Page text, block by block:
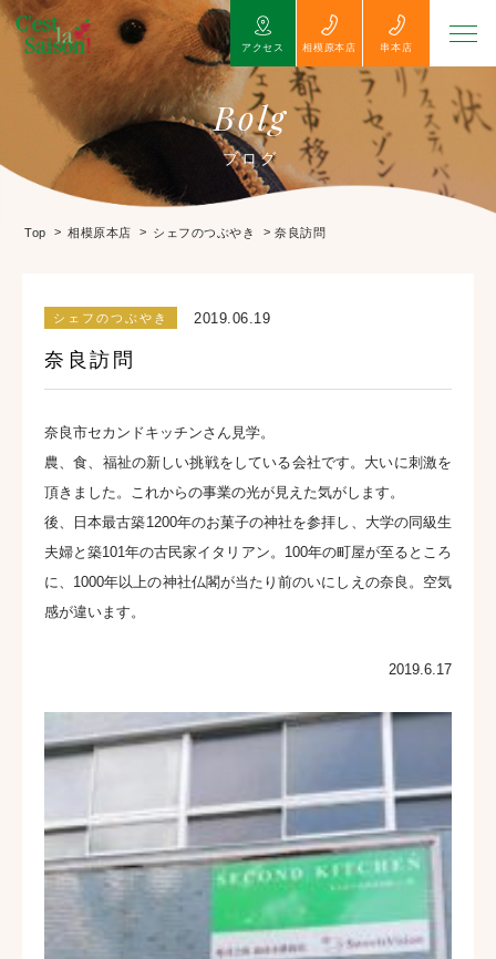
アクセス 相模原本店 串本店
Bolg
ブログ
Top > 相模原本店 > シェフのつぶやき >奈良訪問
シェフのつぶやき 2019.06.19
奈良訪問
奈良市セカンドキッチンさん見学。
農、食、福祉の新しい挑戦をしている会社です。大いに刺激を
頂きました。これからの事業の光が見えた気がします。
後、日本最古築1200年のお菓子の神社を参拝し、大学の同級生
夫婦と築101年の古民家イタリアン。100年の町屋が至るところ
に、1000年以上の神社仏閣が当たり前のいにしえの奈良。空気
感が違います。
2019.6.17